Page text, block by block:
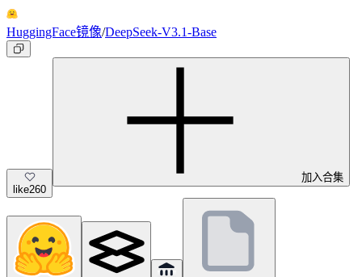
HuggingFace镜像/DeepSeek-V3.1-Base
like260
加入合集